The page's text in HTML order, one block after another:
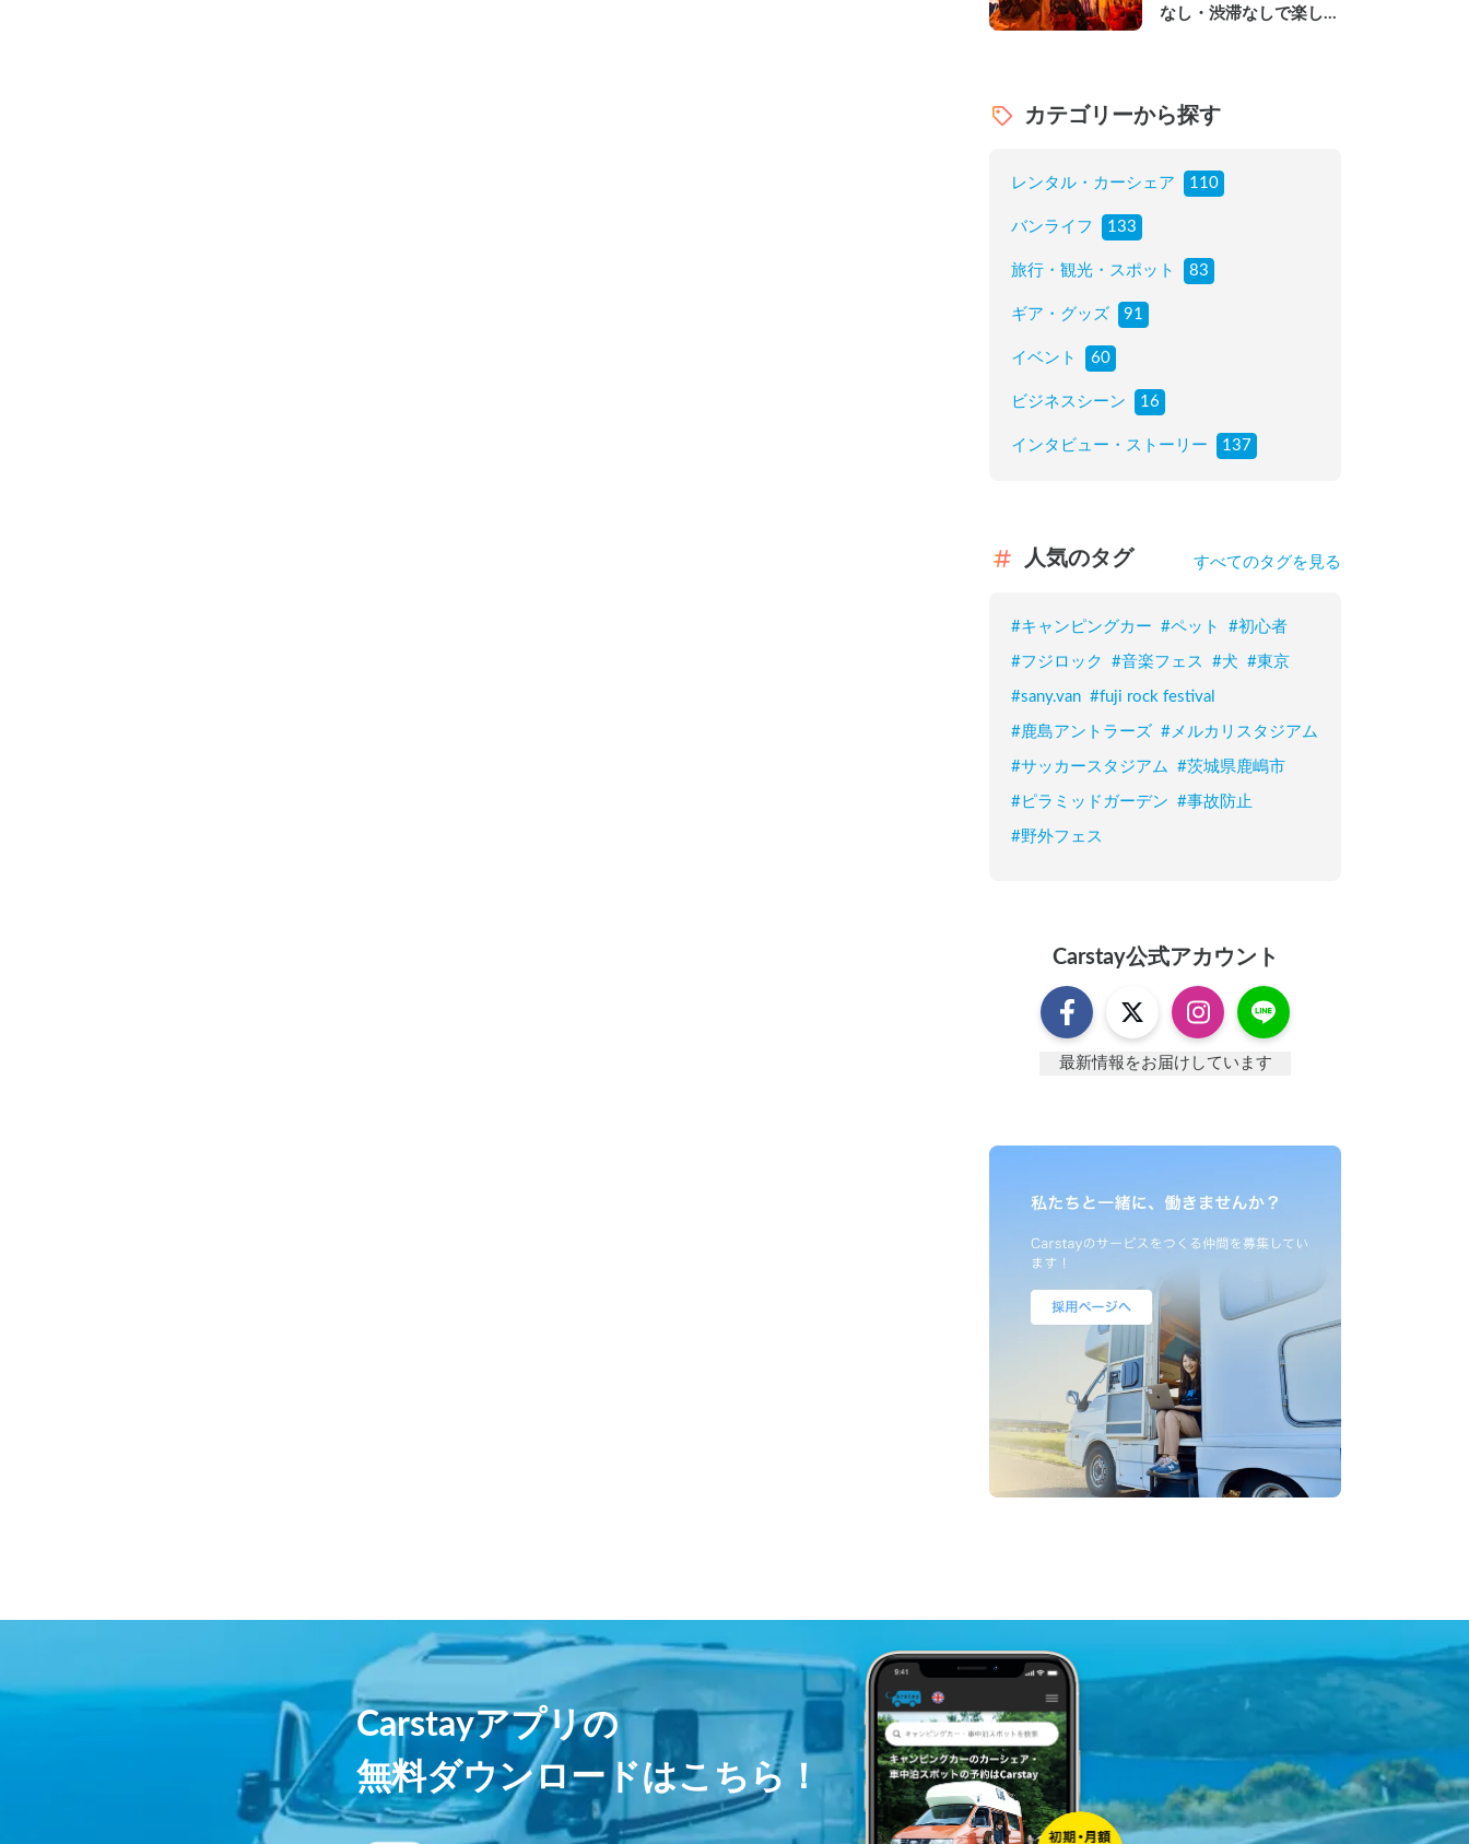
なし・渋滞なしで楽しむ
カテゴリーから探す
レンタル・カーシェア 110
バンライフ 133
旅行・観光・スポット 83
ギア・グッズ 91
イベント 60
ビジネスシーン 16
インタビュー・ストーリー 137
人気のタグ すべてのタグを見る
#キャンピングカー #ペット #初心者
#フジロック #音楽フェス #犬 #東京
#sany.van #fuji rock festival
#鹿島アントラーズ #メルカリスタジアム
#サッカースタジアム #茨城県鹿嶋市
#ピラミッドガーデン #事故防止
#野外フェス
Carstay公式アカウント
最新情報をお届けしています
Carstayアプリの
無料ダウンロードはこちら！